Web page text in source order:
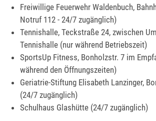
Freiwillige Feuerwehr Waldenbuch,
Notruf 112 - 24/7 zugänglich)
Tennishalle, Teckstraße 24, zwischen
Tennishalle (nur während Betriebszeit)
SportsUp Fitness, Bonholzstr. 7 im
während den Öffnungszeiten)
Geriatrie-Stiftung Elisabeth Lanzinger,
(24/7 zugänglich)
Schulhaus Glashütte (24/7 zugänglich)